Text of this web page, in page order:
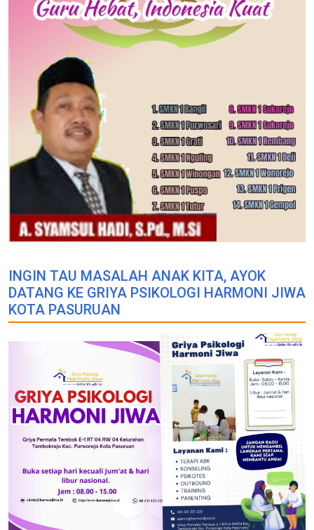
INGIN TAU MASALAH ANAK KITA, AYOK
DATANG KE GRIYA PSIKOLOGI HARMONI JIWA
KOTA PASURUAN